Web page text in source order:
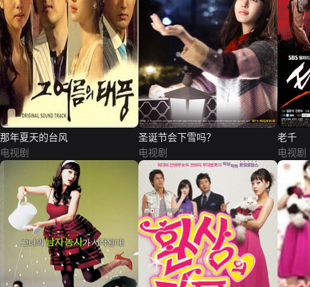
那年夏天的台风
电视剧
圣诞节会下雪吗？
电视剧
老千
电视剧